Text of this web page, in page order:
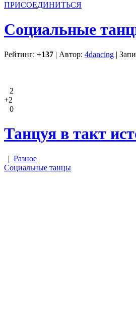
ПРИСОЕДИНИТЬСЯ
Социальные
Рейтинг: +137 | Автор: 4dancing |
2
+2
0
Танцуя в такт
| Разное
Социальные танцы